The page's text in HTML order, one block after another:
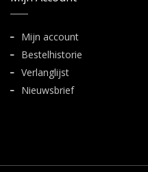
Mijn account
Bestelhistorie
Verlanglijst
Nieuwsbrief